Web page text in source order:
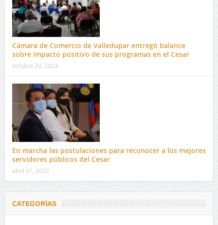
Cámara de Comercio de Valledupar entregó balance
sobre impacto positivo de sus programas en el Cesar
octubre 20, 2023
En marcha las postulaciones para reconocer a los mejores
servidores públicos del Cesar
abril 01, 2022
CATEGORÍAS